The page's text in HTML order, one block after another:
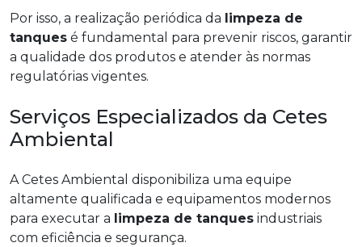
Por isso, a realização periódica da limpeza de
tanques é fundamental para prevenir riscos, garantir
a qualidade dos produtos e atender às normas
regulatórias vigentes.
Serviços Especializados da Cetes
Ambiental
A Cetes Ambiental disponibiliza uma equipe
altamente qualificada e equipamentos modernos
para executar a limpeza de tanques industriais
com eficiência e segurança.